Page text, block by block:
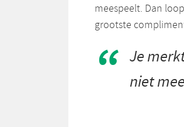
meespeelt. Dan
grootste
Je
niet